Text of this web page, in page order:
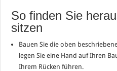
So finden Sie
sitzen
Bauen Sie die oben
legen Sie eine Hand auf Ihren
Ihrem Rücken führen.